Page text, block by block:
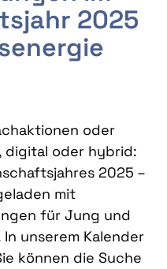
2025
oder
digital oder hybrid:
2025 –
mit
für Jung und
unserem Kalender
können die Suche